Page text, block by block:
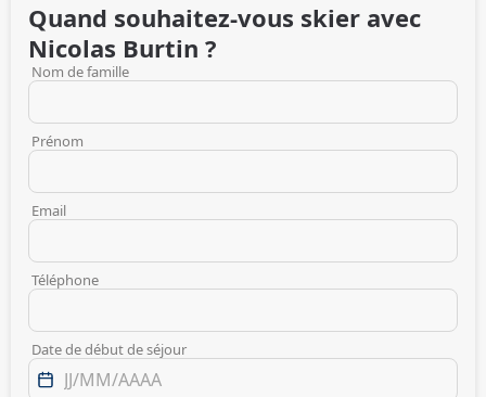
Quand souhaitez-vous skier avec
Nicolas Burtin ?
Nom de famille
Prénom
Email
Téléphone
Date de début de séjour